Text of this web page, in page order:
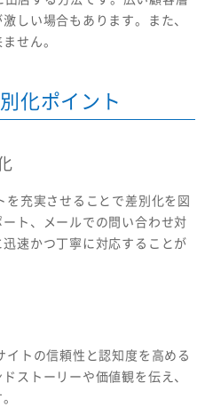
しい場合もあります。また、
せん。
化ポイント
を充実させることで差別化を図
ト、メールでの問い合わせ対
速かつ丁寧に対応することが
イトの信頼性と認知度を高める
ストーリーや価値観を伝え、